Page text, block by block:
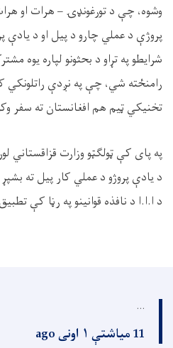
وشوه، چې د تورغونډۍ – هرات او
پروژې د عملي چارو د پيل او د يادې
شرايطو په تړاو د بحثونو لپاره يوه
رامنځته شي، چې په نږدې راتلونکي
تخنيکي ټيم هم افغانستان ته سفر
په پای کې ټولګټو وزارت قزاقستاني
د يادې پروژو د عملي کار پيل ته بشپړ
د ا.ا.ا د نافذه قوانينو په رڼا کې
...
11 میاشتې ۱ اونی ago